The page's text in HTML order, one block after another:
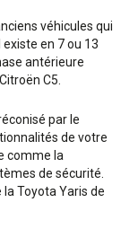
véhicules qui
en 7 ou 13
antérieure
C5.
par le
de votre
comme la
de sécurité.
Toyota Yaris de